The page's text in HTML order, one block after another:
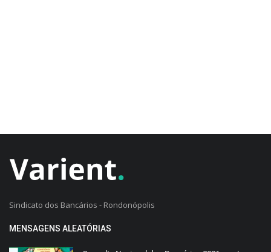
Sindicato dos Bancários - Rondonópolis
MENSAGENS ALEATÓRIAS